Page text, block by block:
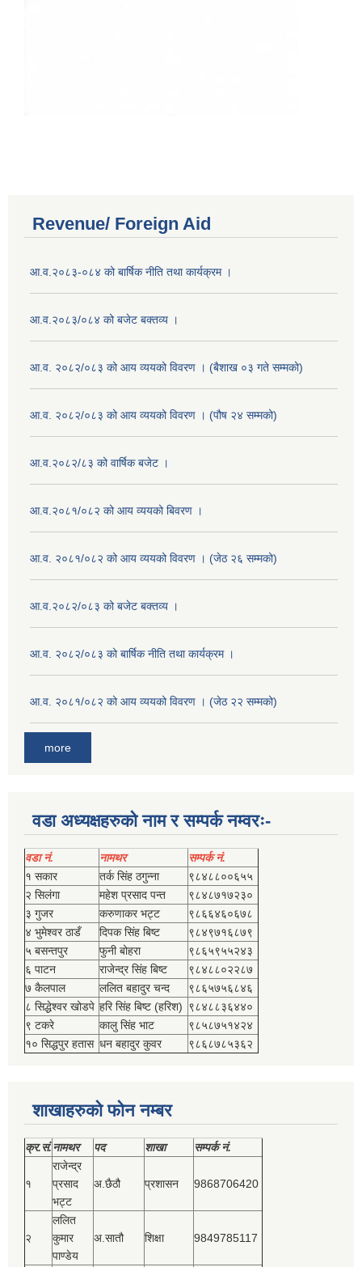
Revenue/ Foreign Aid
आ.व.२०८३-०८४ को बार्षिक नीति तथा कार्यक्रम ।
आ.व.२०८३/०८४ को बजेट बक्तव्य ।
आ.व. २०८२/०८३ को आय व्ययको विवरण । (बैशाख ०३ गते सम्मको)
आ.व. २०८२/०८३ को आय व्ययको विवरण । (पौष २४ सम्मको)
आ.व.२०८२/८३ को वार्षिक बजेट ।
आ.व.२०८१/०८२ को आय व्ययको बिवरण ।
आ.व. २०८१/०८२ को आय व्ययको विवरण । (जेठ २६ सम्मको)
आ.व.२०८२/०८३ को बजेट बक्तव्य ।
आ.व. २०८२/०८३ को बार्षिक नीति तथा कार्यक्रम ।
आ.व. २०८१/०८२ को आय व्ययको विवरण । (जेठ २२ सम्मको)
more
वडा अध्यक्षहरुको नाम र सम्पर्क नम्वरः-
वडा नं. नामथर
सम्पर्क नं.
१ सकार
तर्क सिंह ठगुन्‍ना
९८४८८००६५५
२ सिलंगा
महेश प्रसाद पन्त
९८४८७१७२३०
३ गुजर
करुणाकर भट्ट
९८६६४६०६७८
४ भुमेश्‍वर ठाडँ
दिपक सिंह बिष्‍ट
९८४९७१६८७९
५ बसन्तपुर
फुनी बोहरा
९८६५९५५२४३
६ पाटन
राजेन्द्र सिंह बिष्‍ट
९८४८८०२२८७
७ कैलपाल
ललित बहादुर चन्द
९८६५७५६८४६
८ सिद्धेश्‍वर खोडपे हरि सिंह बिष्‍ट (हरिश) ९८४८८३६४४०
९ टकरे
कालु सिंह भाट
९८५८७५१४२४
१० सिद्धपुर हतास धन बहादुर कुवर ९८६८७८५३६२
शाखाहरुको फोन नम्बर
क्र.सं.नामथर पद शाखा सम्‍पर्क नं.
१
राजेन्द्र
प्रसाद
भट्ट
अ.छैठौ प्रशासन 9868706420
२
ललित
कुमार
पाण्डेय
अ.सातौ शिक्षा 9849785117